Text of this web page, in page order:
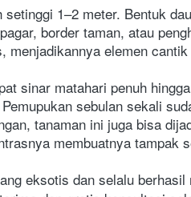
1–2 meter. Bentuk
border taman, atau
elemen
sinar matahari penuh
sebulan sekali
tanaman ini juga bisa
membuatnya tampak
eksotis dan selalu